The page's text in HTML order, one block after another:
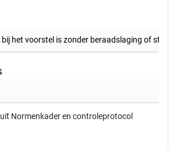
bij het voorstel is zonder beraadslaging of
Normenkader en controleprotocol